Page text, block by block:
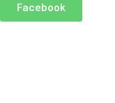
Facebook